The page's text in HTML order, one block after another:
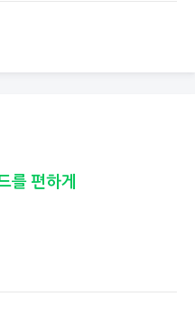
를 편하게